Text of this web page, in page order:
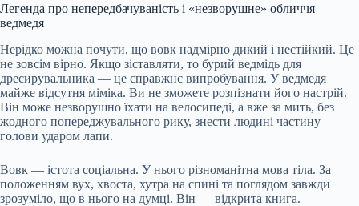
Легенда про непередбачуваність і «незворушне» обличчя
ведмедя
Нерідко можна почути, що вовк надмірно дикий і нестійкий. Це
не зовсім вірно. Якщо зіставляти, то бурий ведмідь для
дресирувальника — це справжнє випробування. У ведмедя
майже відсутня міміка. Ви не зможете розпізнати його настрій.
Він може незворушно їхати на велосипеді, а вже за мить, без
жодного попереджувального рику, знести людині частину
голови ударом лапи.
Вовк — істота соціальна. У нього різноманітна мова тіла. За
положенням вух, хвоста, хутра на спині та поглядом завжди
зрозуміло, що в нього на думці. Він — відкрита книга.